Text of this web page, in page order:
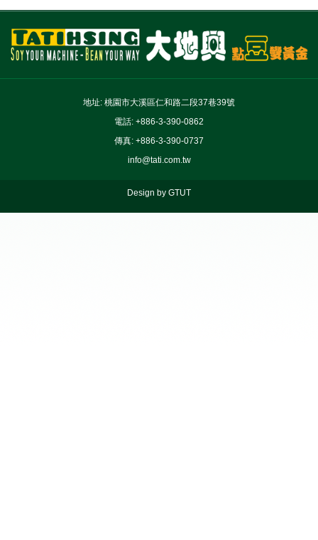
地址: 桃園市大溪區仁和路二段37巷39號
電話: +886-3-390-0862
傳真: +886-3-390-0737
info@tati.com.tw
Design by GTUT